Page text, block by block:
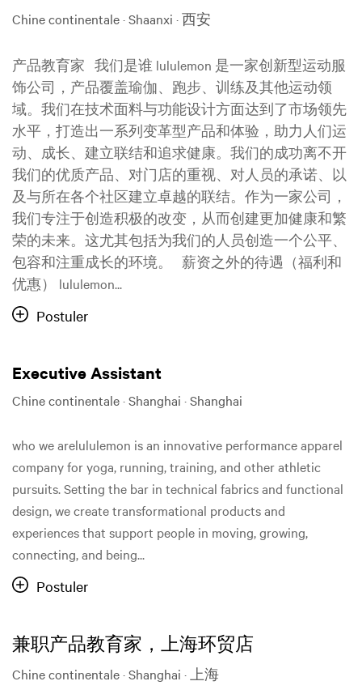
Chine continentale · Shaanxi · 西安
产品教育家 我们是谁 lululemon 是一家创新型运动服
饰公司，产品覆盖瑜伽、跑步、训练及其他运动领
域。我们在技术面料与功能设计方面达到了市场领先
水平，打造出一系列变革型产品和体验，助力人们运
动、成长、建立联结和追求健康。我们的成功离不开
我们的优质产品、对门店的重视、对人员的承诺、以
及与所在各个社区建立卓越的联结。作为一家公司，
我们专注于创造积极的改变，从而创建更加健康和繁
荣的未来。这尤其包括为我们的人员创造一个公平、
包容和注重成长的环境。 薪资之外的待遇（福利和
优惠） lululemon...
Postuler
Executive Assistant
Chine continentale · Shanghai · Shanghai
who we arelululemon is an innovative performance apparel
company for yoga, running, training, and other athletic
pursuits. Setting the bar in technical fabrics and functional
design, we create transformational products and
experiences that support people in moving, growing,
connecting, and being...
Postuler
兼职产品教育家，上海环贸店
Chine continentale · Shanghai · 上海